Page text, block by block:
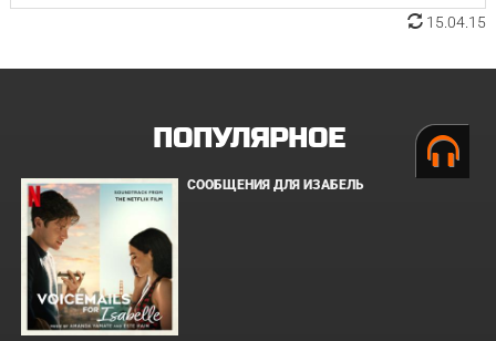
15.04.15
ПОПУЛЯРНОЕ
СООБЩЕНИЯ ДЛЯ ИЗАБЕЛЬ